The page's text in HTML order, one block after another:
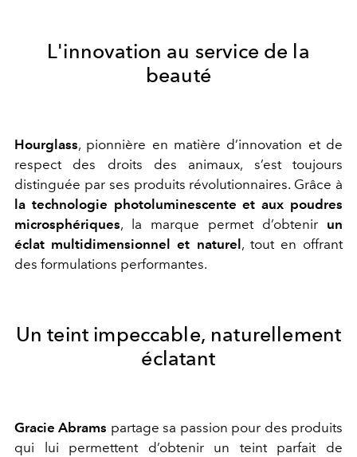
L'innovation au service de la
beauté
Hourglass, pionnière en matière d’innovation et de
respect des droits des animaux, s’est toujours
distinguée par ses produits révolutionnaires. Grâce à
la technologie photoluminescente et aux poudres
microsphériques, la marque permet d’obtenir un
éclat multidimensionnel et naturel, tout en offrant
des formulations performantes.
Un teint impeccable, naturellement
éclatant
Gracie Abrams partage sa passion pour des produits
qui lui permettent d’obtenir un teint parfait de